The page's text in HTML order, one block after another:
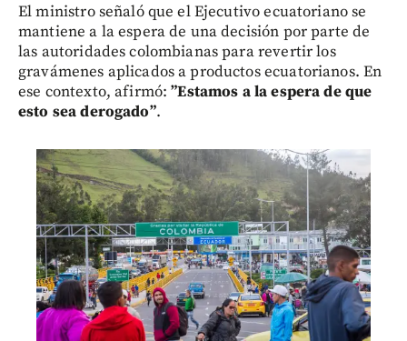
El ministro señaló que el Ejecutivo ecuatoriano se
mantiene a la espera de una decisión por parte de
las autoridades colombianas para revertir los
gravámenes aplicados a productos ecuatorianos. En
ese contexto, afirmó:”Estamos a la espera de que
esto sea derogado”.